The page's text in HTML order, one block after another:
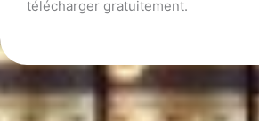
télécharger gratuitement.